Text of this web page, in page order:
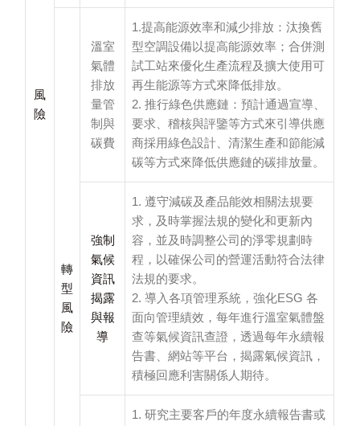
風
險
轉
型
風
險
溫室
氣體
排放
量管
制與
碳費
1.提高能源效率和減少排放：汰換舊
型空調設備以提高能源效率；合併測
試工站來優化生產流程及擴大使用可
再生能源等方式來降低排放。
2. 推行綠色供應鏈：預計通過宣導、
要求、稽核與評鑒等方式來引導供應
商採用綠色設計、清潔生產和節能減
碳等方式來降低供應鏈的碳排放量。
強制
氣候
資訊
揭露
與報
導
1. 遵守減碳及產品能效相關法規要
求，及時掌握法規的變化和更新內
容，並及時調整公司的淨零規劃時
程，以確保公司的營運活動符合法律
法規的要求。
2. 導入各項管理系統，強化ESG 各
面向管理績效，每年進行溫室氣體盤
查等氣候資訊查證，透過每年永續報
告書、網站等平台，揭露氣候資訊，
積極回應利害關係人期待。
1. 研究主要客戶的年度永續報告書或